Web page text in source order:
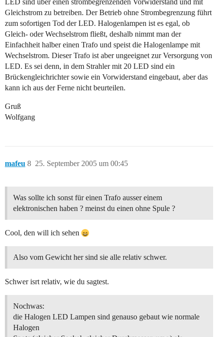
LED sind über einen strombegrenzenden Vorwiderstand und mit
Gleichstrom zu betreiben. Der Betrieb ohne Strombegrenzung führt
zum sofortigen Tod der LED. Halogenlampen ist es egal, ob
Gleich- oder Wechselstrom fließt, deshalb nimmt man der
Einfachheit halber einen Trafo und speist die Halogenlampe mit
Wechselstrom. Dieser Trafo ist aber ungeeignet zur Versorgung von
LED. Es sei denn, in dem Strahler mit 20 LED sind ein
Brückengleichrichter sowie ein Vorwiderstand eingebaut, aber das
kann ich aus der Ferne nicht beurteilen.
Gruß
Wolfgang
mafeu 25. September 2005 um 00:45
8
Was sollte ich sonst für einen Trafo ausser einem
elektronischen haben ? meinst du einen ohne Spule ?
Cool, den will ich sehen
Also vom Gewicht her sind sie alle relativ schwer.
Schwer isrt relativ, wie du sagtest.
Nochwas:
die Halogen LED Lampen sind genauso gebaut wie normale
Halogen